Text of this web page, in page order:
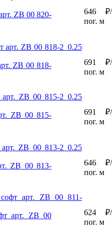
ZB 00 820-
646 ₽/
пог. м
ZB 00 818-
691 ₽/
пог. м
ZB 00 815-
691 ₽/
пог. м
ZB 00 813-
646 ₽/
пог. м
арт. ZB 00
624 ₽/
пог. м